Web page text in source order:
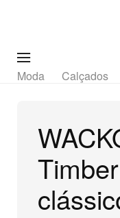
Moda Calçados